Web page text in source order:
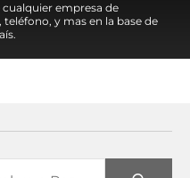
cualquier empresa de
y mas en la base de